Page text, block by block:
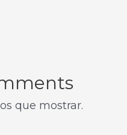
que mostrar.